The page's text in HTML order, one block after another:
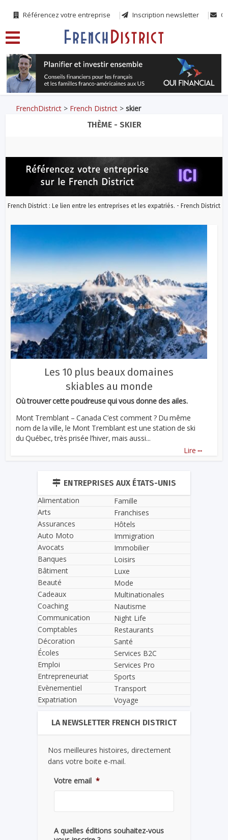
Référencez votre entreprise Inscription newsletter
FrenchDistrict > French District >skier
THÈME - SKIER
French District : Le lien entre les entreprises et les expatriés. - French District
Les 10 plus beaux domaines
skiables au monde
Où trouver cette poudreuse qui vous donne des ailes.
Mont Tremblant – Canada C’est comment ? Du même
nom de la ville, le Mont Tremblant est une station de ski
du Québec, très prisée l’hiver, mais aussi...
Lire ...
ENTREPRISES AUX ÉTATS-UNIS
Alimentation
Arts
Assurances
Auto Moto
Avocats
Banques
Bâtiment
Beauté
Cadeaux
Coaching
Communication
Comptables
Décoration
Écoles
Emploi
Entrepreneuriat
Evènementiel
Expatriation
Famille
Franchises
Hôtels
Immigration
Immobilier
Loisirs
Luxe
Mode
Multinationales
Nautisme
Night Life
Restaurants
Santé
Services B2C
Services Pro
Sports
Transport
Voyage
LA NEWSLETTER FRENCH DISTRICT
Nos meilleures histoires, directement
dans votre boite e-mail.
Votre email *
A quelles éditions souhaitez-vous